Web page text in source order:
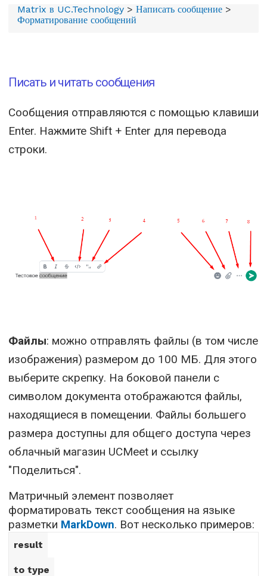
Matrix в UC.Technology > Написать сообщение >
Форматирование сообщений
Писать и читать сообщения
Сообщения отправляются с помощью клавиши
Enter. Нажмите Shift + Enter для перевода
строки.
Файлы: можно отправлять файлы (в том числе
изображения) размером до 100 МБ. Для этого
выберите скрепку. На боковой панели с
символом документа отображаются файлы,
находящиеся в помещении. Файлы большего
размера доступны для общего доступа через
облачный магазин UCMeet и ссылку
"Поделиться".
Матричный элемент позволяет
форматировать текст сообщения на языке
разметки MarkDown. Вот несколько примеров:
result
to type